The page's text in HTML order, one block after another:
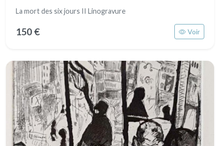
La mort des six jours II Linogravure
150 € Voir